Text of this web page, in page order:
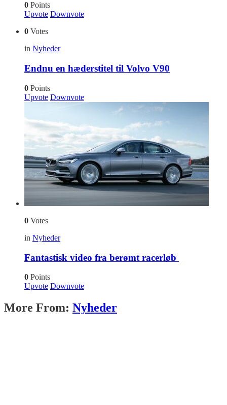
0 Points
Upvote Downvote
0 Votes
in Nyheder
Endnu en hæderstitel til Volvo V90
0 Points
Upvote Downvote
0 Votes
in Nyheder
Fantastisk video fra berømt racerløb
0 Points
Upvote Downvote
More From: Nyheder